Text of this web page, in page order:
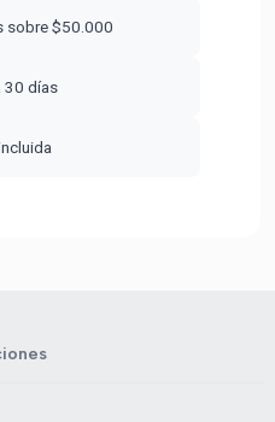
sobre $50.000
30 días